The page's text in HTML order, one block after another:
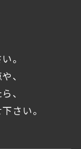
。
、
、
さい。